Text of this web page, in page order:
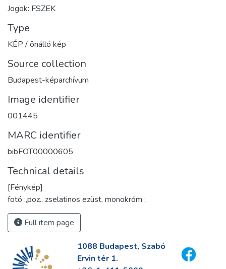
Jogok: FSZEK
Type
KÉP / önálló kép
Source collection
Budapest-képarchívum
Image identifier
001445
MARC identifier
bibFOT00000605
Technical details
[Fénykép]
fotó :,poz., zselatinos ezüst, monokróm ;
Full item page
1088 Budapest, Szabó
Ervin tér 1.